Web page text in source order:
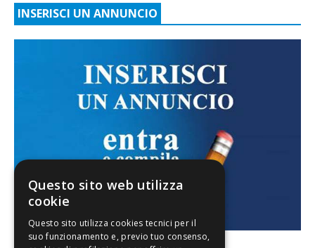
INSERISCI UN ANNUNCIO
Questo sito web utilizza
cookie